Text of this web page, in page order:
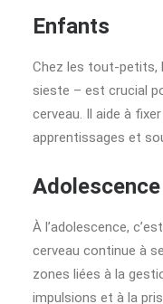
Enfants
Chez les tout-petits,
sieste – est crucial
cerveau. Il aide à
apprentissages et
Adolescence
À l’adolescence,
cerveau continue à
zones liées à la
impulsions et à la